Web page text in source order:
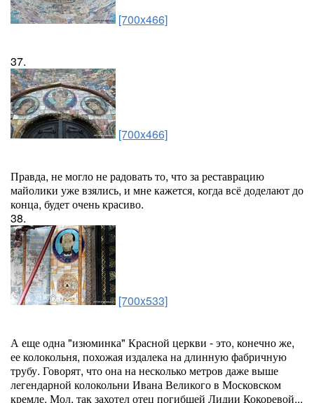
[700x466]
37.
[700x466]
Правда, не могло не радовать то, что за реставрацию
майолики уже взялись, и мне кажется, когда всё доделают до
конца, будет очень красиво.
38.
[700x533]
А еще одна "изюминка" Красной церкви - это, конечно же,
ее колокольня, похожая издалека на длинную фабричную
трубу. Говорят, что она на несколько метров даже выше
легендарной колокольни Ивана Великого в Московском
кремле. Мол, так захотел отец погибшей Лидии Кокоревой...